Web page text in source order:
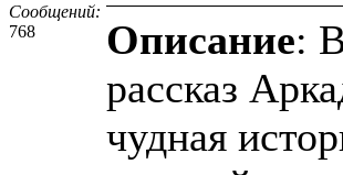
Сообщений:
768
Описание:
рассказ
чудная